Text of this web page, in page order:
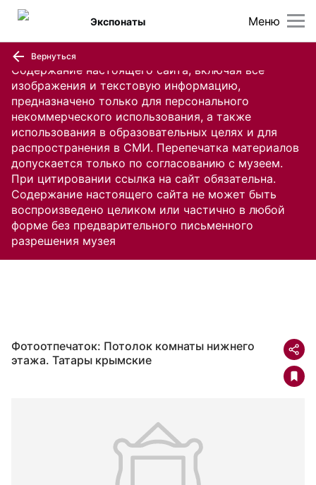
Содержание настоящего сайта, включая все
изображения и текстовую информацию,
предназначено только для персонального
некоммерческого использования, а также
использования в образовательных целях и для
распространения в СМИ. Перепечатка материалов
допускается только по согласованию с музеем.
При цитировании ссылка на сайт обязательна.
Содержание настоящего сайта не может быть
воспроизведено целиком или частично в любой
форме без предварительного письменного
разрешения музея
Меню
Экспонаты
Вернуться
Фотоотпечаток: Потолок комнаты нижнего
этажа. Татары крымские